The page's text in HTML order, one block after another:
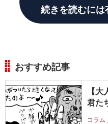
続きを読むに
おすすめ記事
【
君た
コラム